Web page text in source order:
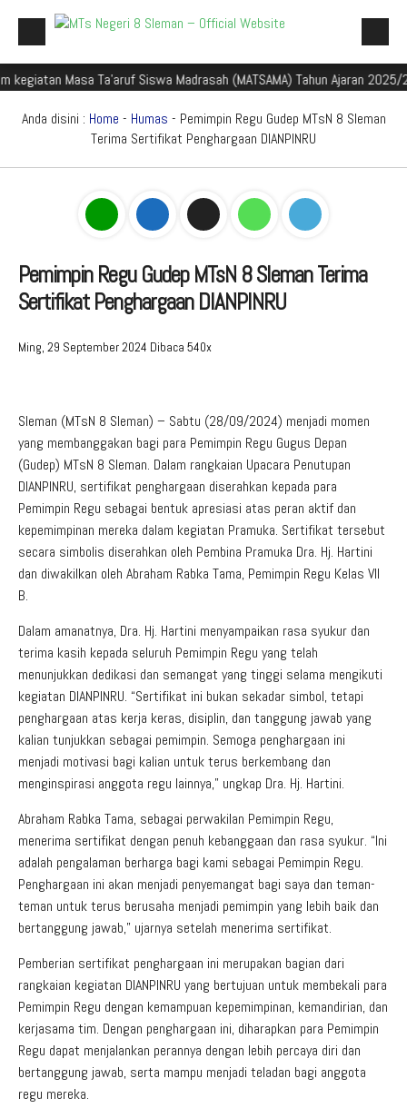
Beranda
Profil Madrasah
Aplikasi Madrasah
PMBM
Perpustakaan Madyadesta
Masa Ta'aruf Siswa Madrasah (MATSAMA) Tahun Ajaran 2025/2026
Anda disini : Home - Humas - Pemimpin Regu Gudep MTsN 8 Sleman
Terima Sertifikat Penghargaan DIANPINRU
Pemimpin Regu Gudep MTsN 8 Sleman Terima
Sertifikat Penghargaan DIANPINRU
Ming, 29 September 2024 Dibaca 540x
Sleman (MTsN 8 Sleman) – Sabtu (28/09/2024) menjadi momen
yang membanggakan bagi para Pemimpin Regu Gugus Depan
(Gudep) MTsN 8 Sleman. Dalam rangkaian Upacara Penutupan
DIANPINRU, sertifikat penghargaan diserahkan kepada para
Pemimpin Regu sebagai bentuk apresiasi atas peran aktif dan
kepemimpinan mereka dalam kegiatan Pramuka. Sertifikat tersebut
secara simbolis diserahkan oleh Pembina Pramuka Dra. Hj. Hartini
dan diwakilkan oleh Abraham Rabka Tama, Pemimpin Regu Kelas VII
B.
Dalam amanatnya, Dra. Hj. Hartini menyampaikan rasa syukur dan
terima kasih kepada seluruh Pemimpin Regu yang telah
menunjukkan dedikasi dan semangat yang tinggi selama mengikuti
kegiatan DIANPINRU. “Sertifikat ini bukan sekadar simbol, tetapi
penghargaan atas kerja keras, disiplin, dan tanggung jawab yang
kalian tunjukkan sebagai pemimpin. Semoga penghargaan ini
menjadi motivasi bagi kalian untuk terus berkembang dan
menginspirasi anggota regu lainnya,” ungkap Dra. Hj. Hartini.
Abraham Rabka Tama, sebagai perwakilan Pemimpin Regu,
menerima sertifikat dengan penuh kebanggaan dan rasa syukur. “Ini
adalah pengalaman berharga bagi kami sebagai Pemimpin Regu.
Penghargaan ini akan menjadi penyemangat bagi saya dan teman-
teman untuk terus berusaha menjadi pemimpin yang lebih baik dan
bertanggung jawab,” ujarnya setelah menerima sertifikat.
Pemberian sertifikat penghargaan ini merupakan bagian dari
rangkaian kegiatan DIANPINRU yang bertujuan untuk membekali para
Pemimpin Regu dengan kemampuan kepemimpinan, kemandirian, dan
kerjasama tim. Dengan penghargaan ini, diharapkan para Pemimpin
Regu dapat menjalankan perannya dengan lebih percaya diri dan
bertanggung jawab, serta mampu menjadi teladan bagi anggota
regu mereka.